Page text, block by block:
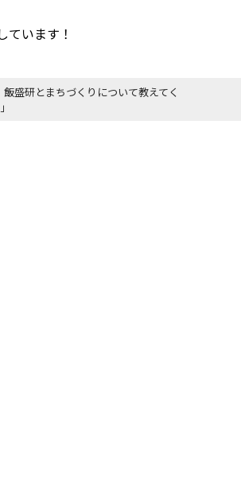
ています！
盛研とまちづくりについて教えてく